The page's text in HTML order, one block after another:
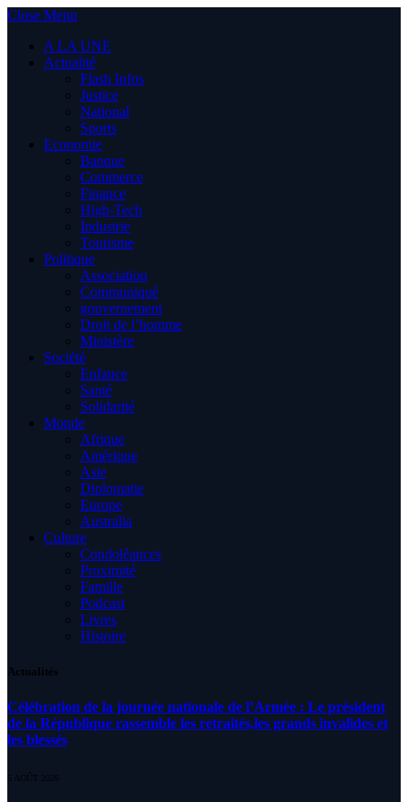
Close Menu
A LA UNE
Actualité
Flash Infos
Justice
National
Sports
Economie
Banque
Commerce
Finance
High-Tech
Industrie
Tourisme
Politique
Association
Communiqué
gouvernement
Droit de l’homme
Ministère
Société
Enfance
Santé
Solidarité
Monde
Afrique
Amérique
Asie
Diplomatie
Europe
Australia
Culture
Condoléances
Proximité
Famille
Podcast
Livres
Histoire
Actualités
Célébration de la journée nationale de l’Armée : Le président
de la République rassemble les retraités,les grands invalides et
les blessés
5 AOÛT 2026